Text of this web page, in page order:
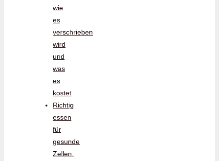
wie
es
verschrieben
wird
und
was
es
kostet
Richtig
essen
für
gesunde
Zellen: